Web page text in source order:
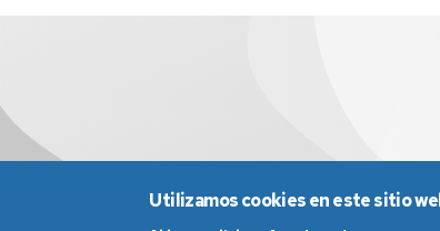
Utilizamos cookies en este sitio